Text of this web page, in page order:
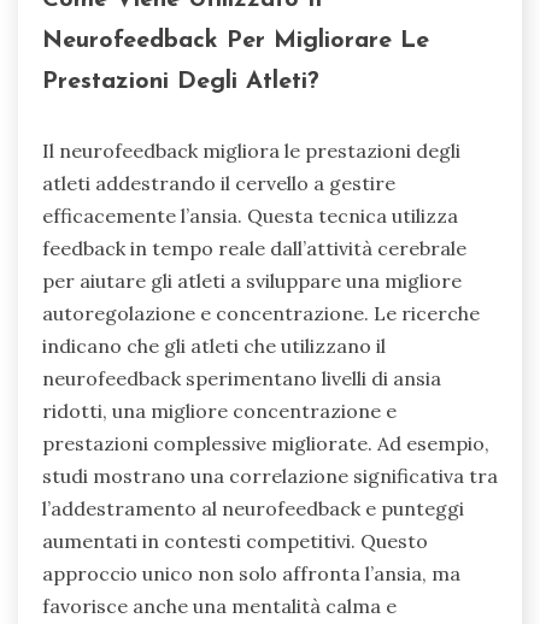
Neurofeedback Per Migliorare Le
Prestazioni Degli Atleti?
Il neurofeedback migliora le prestazioni degli
atleti addestrando il cervello a gestire
efficacemente l’ansia. Questa tecnica utilizza
feedback in tempo reale dall’attività cerebrale
per aiutare gli atleti a sviluppare una migliore
autoregolazione e concentrazione. Le ricerche
indicano che gli atleti che utilizzano il
neurofeedback sperimentano livelli di ansia
ridotti, una migliore concentrazione e
prestazioni complessive migliorate. Ad esempio,
studi mostrano una correlazione significativa tra
l’addestramento al neurofeedback e punteggi
aumentati in contesti competitivi. Questo
approccio unico non solo affronta l’ansia, ma
favorisce anche una mentalità calma e